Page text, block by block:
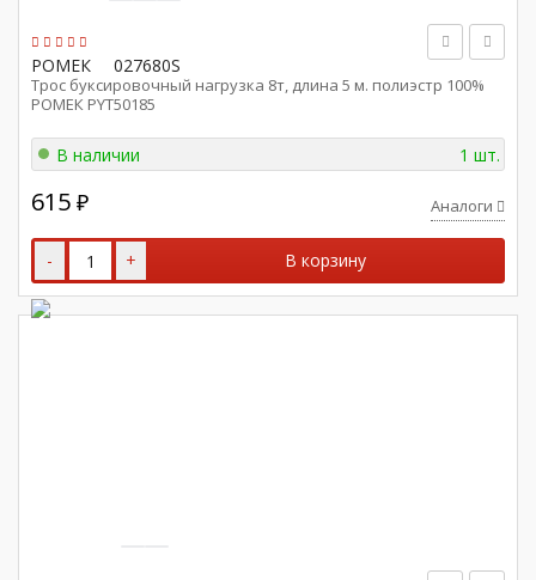
РОМЕК 027680S
Трос буксировочный нагрузка 8т, длина 5 м. полиэстр 100%
РОМЕК PYT50185
В наличии 1 шт.
615 ₽ Аналоги
- + В корзину